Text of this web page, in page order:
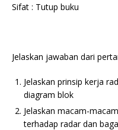
Sifat : Tutup buku
Jelaskan jawaban dari
Jelaskan prinsip kerja
diagram blok
Jelaskan macam-
terhadap radar dan